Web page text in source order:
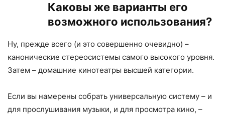
Каковы же варианты его
возможного использования?
Ну, прежде всего (и это совершенно очевидно) –
канонические стереосистемы самого высокого уровня.
Затем – домашние кинотеатры высшей категории.
Если вы намерены собрать универсальную систему – и
для прослушивания музыки, и для просмотра кино, –